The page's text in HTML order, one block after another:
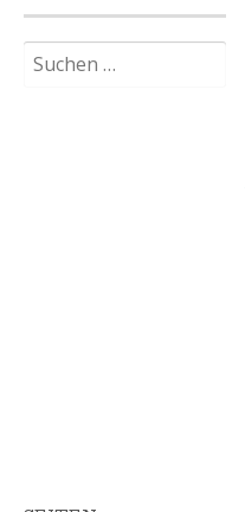
nach: